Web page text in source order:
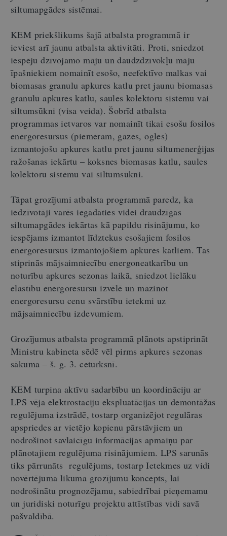
siltumapgādes sistēmai.
KEM priekšlikums šajā atbalsta programmā ir
ieviest arī jaunu atbalsta aktivitāti. Proti, sniedzot
iespēju dzīvojamo māju un daudzdzīvokļu māju
īpašniekiem nomainīt esošo, neefektīvo malkas vai
biomasas granulu apkures katlu pret jaunu biomasas
granulu apkures katlu, saules kolektoru sistēmu vai
siltumsūkni (visa veida). Šobrīd atbalsta
programmas ietvaros var nomainīt tikai esošu fosilos
energoresursus (piemēram, gāzes, ogles)
izmantojošu apkures katlu pret jaunu siltumenerģijas
ražošanas iekārtu – koksnes biomasas katlu, saules
kolektoru sistēmu vai siltumsūkni.
Tāpat grozījumi atbalsta programmā paredz, ka
iedzīvotāji varēs iegādāties videi draudzīgas
siltumapgādes iekārtas kā papildu risinājumu, ko
iespējams izmantot līdztekus esošajiem fosilos
energoresursus izmantojošiem apkures katliem. Tas
stiprinās mājsaimniecību energoneatkarību un
noturību apkures sezonas laikā, sniedzot lielāku
elastību energoresursu izvēlē un mazinot
energoresursu cenu svārstību ietekmi uz
mājsaimniecību izdevumiem.
Grozījumus atbalsta programmā plānots apstiprināt
Ministru kabineta sēdē vēl pirms apkures sezonas
sākuma – š. g. 3. ceturksnī.
KEM turpina aktīvu sadarbību un koordināciju ar
LPS vēja elektrostaciju ekspluatācijas un demontāžas
regulējuma izstrādē, tostarp organizējot regulāras
apspriedes ar vietējo kopienu pārstāvjiem un
nodrošinot savlaicīgu informācijas apmaiņu par
plānotajiem regulējuma risinājumiem. LPS sarunās
tiks pārrunāts regulējums, tostarp Ietekmes uz vidi
novērtējuma likuma grozījumu koncepts, lai
nodrošinātu prognozējamu, sabiedrībai pieņemamu
un juridiski noturīgu projektu attīstības vidi savā
pašvaldībā.